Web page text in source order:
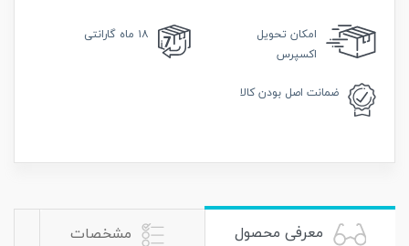
امکان تحویل
اکسپرس
۱۸ ماه گارانتی
ضمانت اصل بودن کالا
معرفی محصول مشخصات